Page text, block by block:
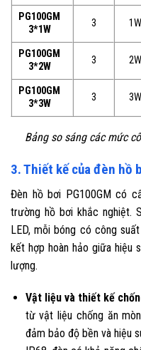
PG100GM
3*1W
3 1W
PG100GM
3*2W
3 2W
PG100GM
3*3W
3 3W
Bảng so sáng các mức
3. Thiết kế của đèn hồ
Đèn hồ bơi PG100GM có
trường hồ bơi khắc nghiệt.
LED, mỗi bóng có công
kết hợp hoàn hảo giữa hiệu
lượng.
Vật liệu và thiết kế
từ vật liệu chống ăn
đảm bảo độ bền và hiệu